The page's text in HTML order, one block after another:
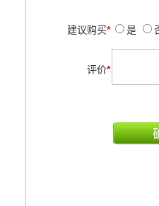
建议购买* 是
评价*